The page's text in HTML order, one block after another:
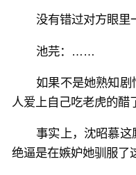
没有错过对方眼里
池芫：……
如果不是她熟知
人爱上自己吃老虎的
事实上，沈昭慕这
绝逼是在嫉妒她驯服了